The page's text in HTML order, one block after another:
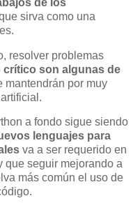
sirva como una
resolver problemas
crítico son algunas de
mantendrán por muy
a fondo sigue siendo
lenguajes para
va a ser requerido en
que seguir mejorando a
más común el uso de